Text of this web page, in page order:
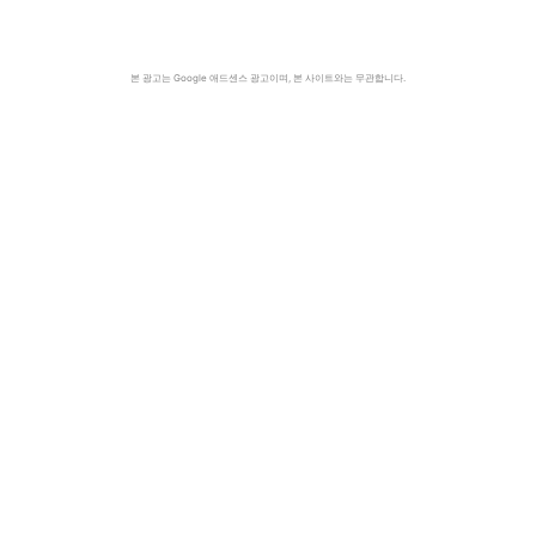
본 광고는 Google 애드센스 광고이며, 본 사이트와는 무관합니다.